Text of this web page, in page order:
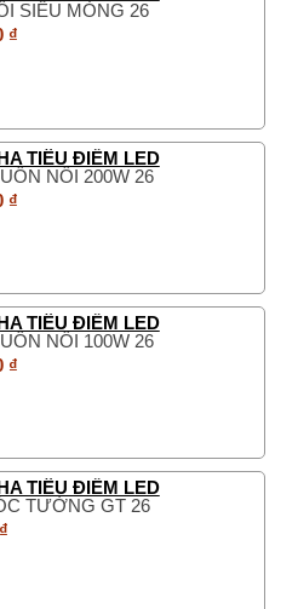
SIÊU MỎNG 26
₫
TIÊU ĐIỂM LED
NỔI 200W 26
₫
TIÊU ĐIỂM LED
NỔI 100W 26
₫
TIÊU ĐIỂM LED
TƯỜNG GT 26